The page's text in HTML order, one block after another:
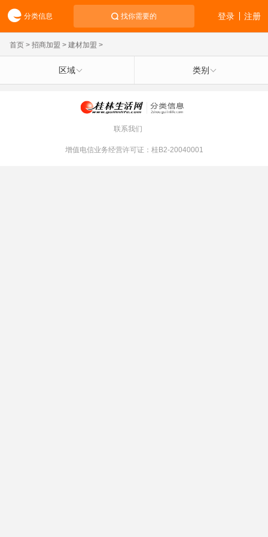
分类信息 找你需要的 注册
登录
首页 > 招商加盟 > 建材加盟 >
区域 类别
联系我们
增值电信业务经营许可证：桂B2-20040001